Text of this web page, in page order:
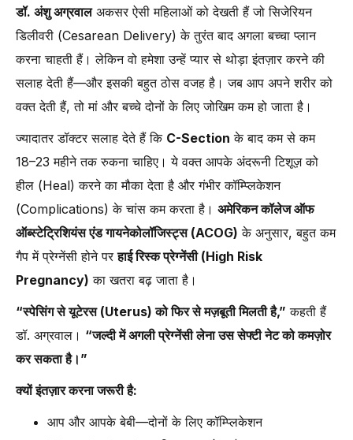
डॉ. अंशु अग्रवालअकसर ऐसी महिलाओं को देखती हैं जो सिजेरियन
डिलीवरी (Cesarean Delivery) के तुरंत बाद अगला बच्चा प्लान
करना चाहती हैं। लेकिन वो हमेशा उन्हें प्यार से थोड़ा इंतज़ार करने की
सलाह देती हैं—और इसकी बहुत ठोस वजह है। जब आप अपने शरीर को
वक्त देती हैं, तो मां और बच्चे दोनों के लिए जोखिम कम हो जाता है।
ज्यादातर डॉक्टर सलाह देते हैं कि C-Section के बाद कम से कम
18–23 महीने तक रुकना चाहिए। ये वक्त आपके अंदरूनी टिशूज़ को
हील (Heal) करने का मौका देता है और गंभीर कॉम्प्लिकेशन
(Complications) के चांस कम करता है। अमेरिकन कॉलेज ऑफ
ऑब्स्टेट्रिशियंस एंड गायनेकोलॉजिस्ट्स (ACOG) के अनुसार, बहुत कम
गैप में प्रेग्नेंसी होने परहाई रिस्क प्रेग्नेंसी (High Risk
Pregnancy) का खतरा बढ़ जाता है।
“स्पेसिंग से यूटेरस (Uterus) को फिर से मज़बूती मिलती है,” कहती हैं
डॉ. अग्रवाल। “जल्दी में अगली प्रेग्नेंसी लेना उस सेफ्टी नेट को कमज़ोर
कर सकता है।”
क्यों इंतज़ार करना जरूरी है:
आप और आपके बेबी—दोनों के लिए कॉम्प्लिकेशन